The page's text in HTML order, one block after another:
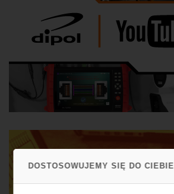
DOSTOSOWUJEMY SIĘ DO CIEBIE